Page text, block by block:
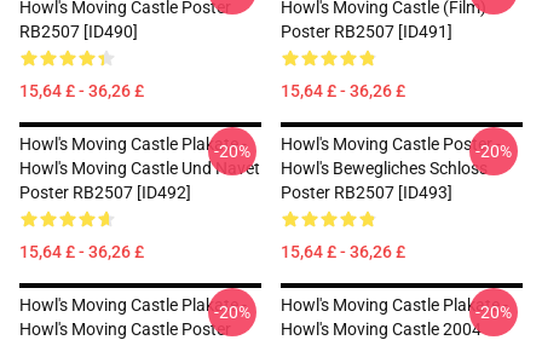
Howl's Moving Castle Poster
RB2507 [ID490]
15,64 £ - 36,26 £
Howl's Moving Castle (Film)
Poster RB2507 [ID491]
15,64 £ - 36,26 £
Howl's Moving Castle Plakate -
Howl's Moving Castle Und Navet
Poster RB2507 [ID492]
15,64 £ - 36,26 £
-20%
Howl's Moving Castle Poster -
Howl's Bewegliches Schloss
Poster RB2507 [ID493]
15,64 £ - 36,26 £
-20%
Howl's Moving Castle Plakate -
Howl's Moving Castle Poster
-20%
Howl's Moving Castle Plakate -
Howl's Moving Castle 2004
-20%